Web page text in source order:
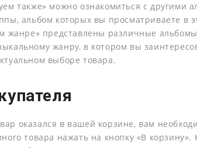
также» можно ознакомиться с другими
альбом которых вы просматриваете в
жанре» представлены различные
жанру, в котором вы
выборе товара.
оказался в вашей корзине, вам
товара нажать на кнопку «В корзину».